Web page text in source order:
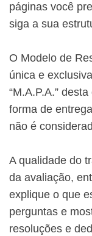
páginas você
siga a sua
O Modelo de
única e
“M.A.P.A.”
forma de
não é
A qualidade do
da avaliação,
explique o que
perguntas e
resoluções e